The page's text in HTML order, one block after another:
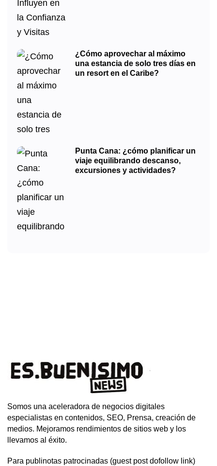
¿Cómo aprovechar al máximo
una estancia de solo tres días en
un resort en el Caribe?
Punta Cana: ¿cómo planificar un
viaje equilibrando descanso,
excursiones y actividades?
Somos una aceleradora de negocios digitales
especialistas en contenidos, SEO, Prensa, creación de
medios. Mejoramos rendimientos de sitios web y los
llevamos al éxito.
Para publinotas patrocinadas (guest post dofollow link)